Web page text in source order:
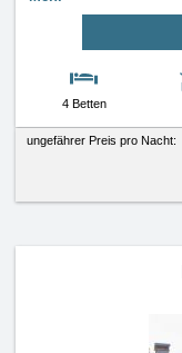
4 Betten
ungefährer Preis pro Nacht: